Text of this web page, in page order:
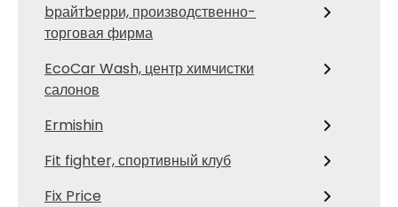
bрайтbерри, производственно-
торговая фирма
EcoCar Wash, центр химчистки
салонов
Ermishin
Fit fighter, спортивный клуб
Fix Price